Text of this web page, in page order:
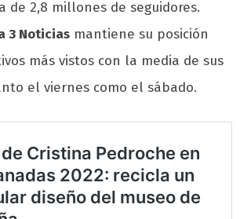
de 2,8 millones de seguidores.
3 Noticias mantiene su posición
más vistos con la media de sus
el viernes como el sábado.